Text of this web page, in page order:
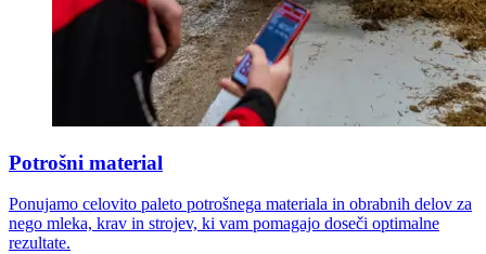
Potrošni material
Ponujamo celovito paleto potrošnega materiala in obrabnih delov za
nego mleka, krav in strojev, ki vam pomagajo doseči optimalne
rezultate.